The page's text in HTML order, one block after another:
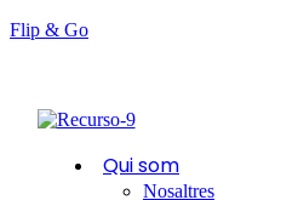
Flip & Go
Qui som
Nosaltres